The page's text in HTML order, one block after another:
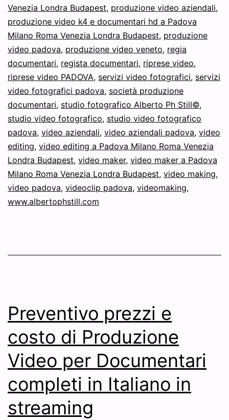
Venezia Londra Budapest, produzione video aziendali,
produzione video k4 e documentari hd a Padova
Milano Roma Venezia Londra Budapest, produzione
video padova, produzione video veneto, regia
documentari, regista documentari, riprese video,
riprese video PADOVA, servizi video fotografici, servizi
video fotografici padova, società produzione
documentari, studio fotografico Alberto Ph Still©,
studio video fotografico, studio video fotografico
padova, video aziendali, video aziendali padova, video
editing, video editing a Padova Milano Roma Venezia
Londra Budapest, video maker, video maker a Padova
Milano Roma Venezia Londra Budapest, video making,
video padova, videoclip padova, videomaking,
www.albertophstill.com
Preventivo prezzi e
costo di Produzione
Video per Documentari
completi in Italiano in
streaming